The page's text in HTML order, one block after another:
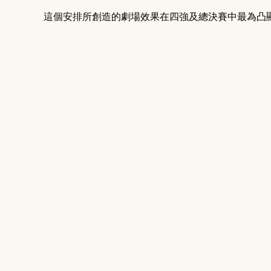
這個安排所創造的劇場效果在四強及總決賽中最為凸